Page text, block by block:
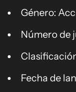
Género:
Número de
Fecha de